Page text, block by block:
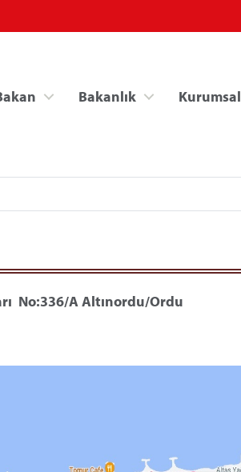
Bakanlık Kurumsal
No:336/A Altınordu/Ordu